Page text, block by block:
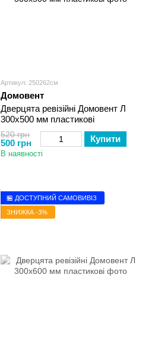
Артикул: 250262см
Домовент
Дверцята ревізійні Домовент Л
300х500 мм пластикові
520 грн
500 грн Купити
В наявності
🏪 ДОСТУПНИЙ САМОВИВІЗ
ЗНИЖКА -3%